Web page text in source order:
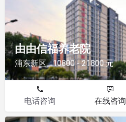
由由信福养老院
浦东新区 10800 - 21800 元
电话咨询 在线咨询